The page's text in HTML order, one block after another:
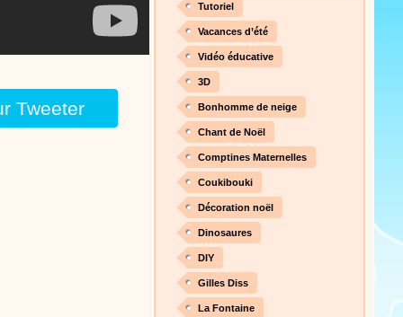
votre théâtre,
spectacles de Stéphy, à
la richesse de contenu
Proposer une actualité
Tweeter
Tutoriel
Vacances d’été
Vidéo éducative
3D
Bonhomme de neige
Chant de Noël
Comptines Maternelles
Coukibouki
Décoration noël
Dinosaures
DIY
Gilles Diss
La Fontaine